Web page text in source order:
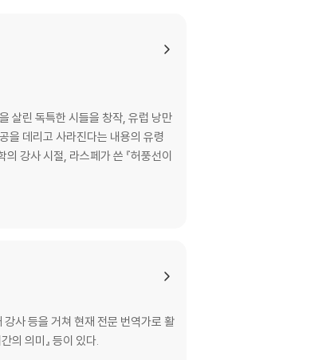
살린 독특한 시들을 창작, 유럽 낭만
사 등을 거쳐 현재 전문 번역가로 활
의 의미』 등이 있다.